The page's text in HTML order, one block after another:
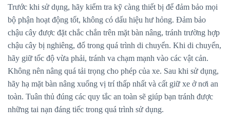
Trước khi sử dụng, hãy kiểm tra kỹ càng thiết bị để đảm bảo mọi
bộ phận hoạt động tốt, không có dấu hiệu hư hỏng. Đảm bảo
chậu cây được đặt chắc chắn trên mặt bàn nâng, tránh trường hợp
chậu cây bị nghiêng, đổ trong quá trình di chuyển. Khi di chuyển,
hãy giữ tốc độ vừa phải, tránh va chạm mạnh vào các vật cản.
Không nên nâng quá tải trọng cho phép của xe. Sau khi sử dụng,
hãy hạ mặt bàn nâng xuống vị trí thấp nhất và cất giữ xe ở nơi an
toàn. Tuân thủ đúng các quy tắc an toàn sẽ giúp bạn tránh được
những tai nạn đáng tiếc trong quá trình sử dụng.